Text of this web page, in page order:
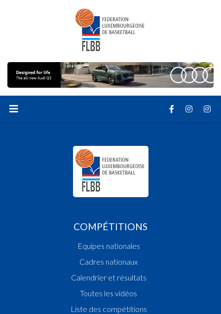
COMPÉTITIONS
Equipes nationales
Cadres nationaux
Calendrier et résultats
Toutes les vidéos
Liste des compétitions